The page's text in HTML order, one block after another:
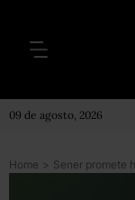
09 de agosto, 2026
Home >